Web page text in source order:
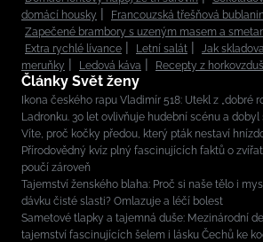
domácí housky
Francouzská třešňová
Zapečené brambory s uzeným masem a
Extra rychlé lívance
Letní salát
Jak
meruňky
Ledová káva Recepty z
Články Svět ženy
Ikona českého rapu Vladimír 518: Utekl z „dobré
Ladronku. 30 let ovlivňuje hudební scénu a dobyl
Víte, proč kočky předou, který pták nestaví
Přírodovědný kvíz plný fascinujících faktů o
poučí zároveň
Tajemství ženského blaha: Proč si naše tělo i
dávku čisté slasti? Omlazuje a léčí bolest
Sametové tlapky a tajemná duše: Mezinárodní
tajemství fascinujících šelem i lásku Čechů ke